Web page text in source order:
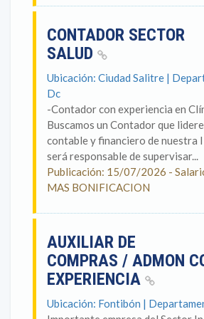
CONTADOR SECTOR
SALUD
Ubicación: Ciudad Salitre |
Dc
-Contador con experiencia en
Buscamos un Contador que
contable y financiero de nuestra
será responsable de supervisar...
Publicación: 15/07/2026 -
MAS BONIFICACION
AUXILIAR DE
COMPRAS / ADMON
EXPERIENCIA
Ubicación: Fontibón |